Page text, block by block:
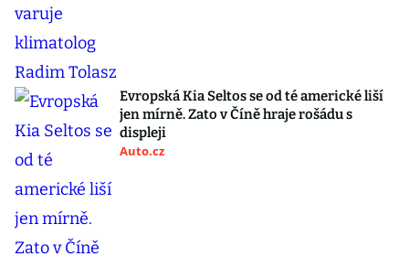
Evropská Kia Seltos se od té americké liší
jen mírně. Zato v Číně hraje rošádu s
displeji
Auto.cz